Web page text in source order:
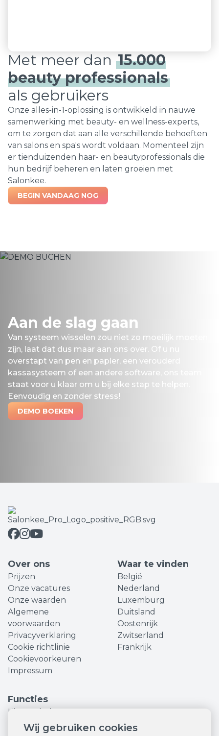
Wij gebruiken cookies
Met meer dan 15.000
beauty professionals
als gebruikers
Onze alles-in-1-oplossing is ontwikkeld in nauwe
samenwerking met beauty- en wellness-experts,
om te zorgen dat aan alle verschillende behoeften
van salons en spa's wordt voldaan. Momenteel zijn
er tienduizenden haar- en beautyprofessionals die
hun bedrijf beheren en laten groeien met
Salonkee.
BEGIN VANDAAG NOG
Aan de slag gaan
Van systeem wisselen zou niet zo moeilijk moeten
zijn, laat dat dus maar aan ons over. Of u nu
overstapt van pen en papier, een verouderd
kassasysteem of een andere software, ons team
staat voor u klaar om u bij elke stap te helpen.
Eenvoudig en zonder stress!
DEMO BOEKEN
Over ons
Prijzen
Onze vacatures
Onze waarden
Algemene
voorwaarden
Privacyverklaring
Cookie richtlinie
Cookievoorkeuren
Impressum
Waar te vinden
België
Nederland
Luxemburg
Duitsland
Oostenrijk
Zwitserland
Frankrijk
Functies
Klantenbeheer
Personeelsbeheer